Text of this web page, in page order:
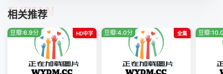
相关推荐
TUIJIAN
HD中字
豆瓣:6.9分 全集
豆瓣:4.0分 豆瓣